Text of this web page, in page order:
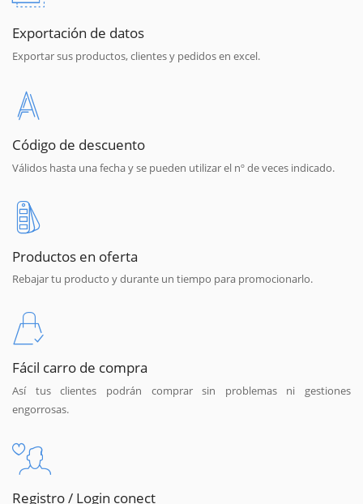
Exportación de datos
Exportar sus productos, clientes y pedidos en excel.
Código de descuento
Válidos hasta una fecha y se pueden utilizar el nº de veces indicado.
Productos en oferta
Rebajar tu producto y durante un tiempo para promocionarlo.
Fácil carro de compra
Así tus clientes podrán comprar sin problemas ni gestiones
engorrosas.
Registro / Login conect